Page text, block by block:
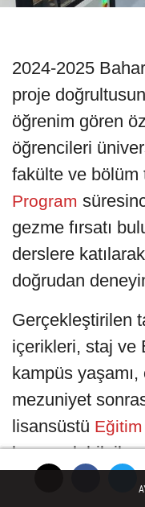
2024-2025
proje
öğrenim gören
öğrencileri
fakülte ve bölüm
Program
gezme fırsatı
derslere
doğrudan
Gerçekleştirilen
içerikleri, staj ve
kampüs
mezuniyet
lisansüstü Eğitim
kapsamlı bilgiler
Programın